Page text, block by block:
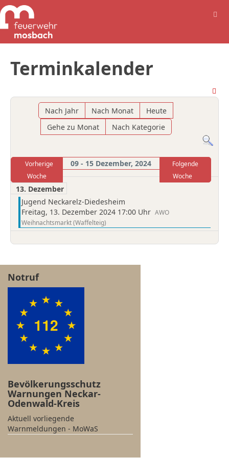
Terminkalender
Nach Jahr Nach Monat
Heute
Gehe zu Monat
Nach Kategorie
Vorherige
Woche
09 - 15 Dezember, 2024
Folgende
Woche
13. Dezember
Jugend Neckarelz-Diedesheim
Freitag, 13. Dezember 2024 17:00 Uhr AWO
Weihnachtsmarkt (Waffelteig)
Notruf
Bevölkerungsschutz
Warnungen Neckar-
Odenwald-Kreis
Aktuell vorliegende
Warnmeldungen - MoWaS